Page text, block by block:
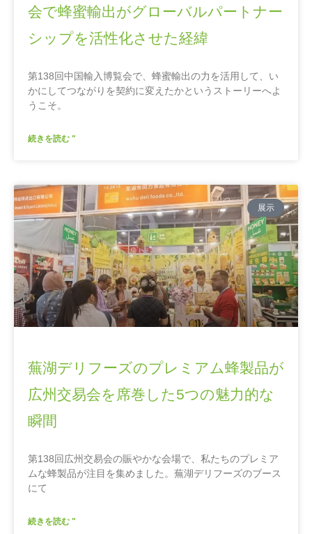
会で蜂蜜輸出がグローバルパートナー
シップを活性化させた経緯
第138回中国輸入博覧会で、蜂蜜輸出の力を活用して、い
かにしてつながりを契約に変えたかというストーリーへよ
うこそ。
続きを読む "
展示
蕪湖デリフーズのプレミアム蜂製品が
広州交易会を席巻した5つの魅力的な
瞬間
第138回広州交易会の賑やかな会場で、私たちのプレミア
ムな蜂製品が注目を集めました。蕪湖デリフーズのブース
にて
続きを読む "